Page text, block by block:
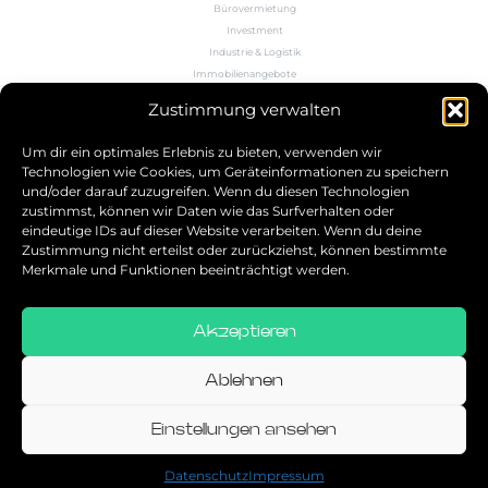
Zustimmung verwalten
Um dir ein optimales Erlebnis zu bieten, verwenden wir
Technologien wie Cookies, um Geräteinformationen zu speichern
und/oder darauf zuzugreifen. Wenn du diesen Technologien
zustimmst, können wir Daten wie das Surfverhalten oder
eindeutige IDs auf dieser Website verarbeiten. Wenn du deine
Zustimmung nicht erteilst oder zurückziehst, können bestimmte
Merkmale und Funktionen beeinträchtigt werden.
Akzeptieren
Ablehnen
Einstellungen ansehen
DatenschutzImpressum
Bürovermietung
Investment
Industrie & Logistik
Immobilienangebote
Wissen
5.0
Bestbewerteter Service
verifiziert von: Trustindex
Allgemeine Geschäftsbedingungen